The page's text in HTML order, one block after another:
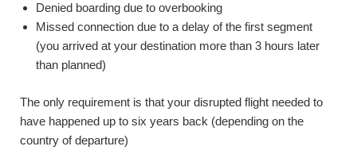
Denied boarding due to overbooking
Missed connection due to a delay of the first segment
(you arrived at your destination more than 3 hours later
than planned)
The only requirement is that your disrupted flight needed to
have happened up to six years back (depending on the
country of departure)